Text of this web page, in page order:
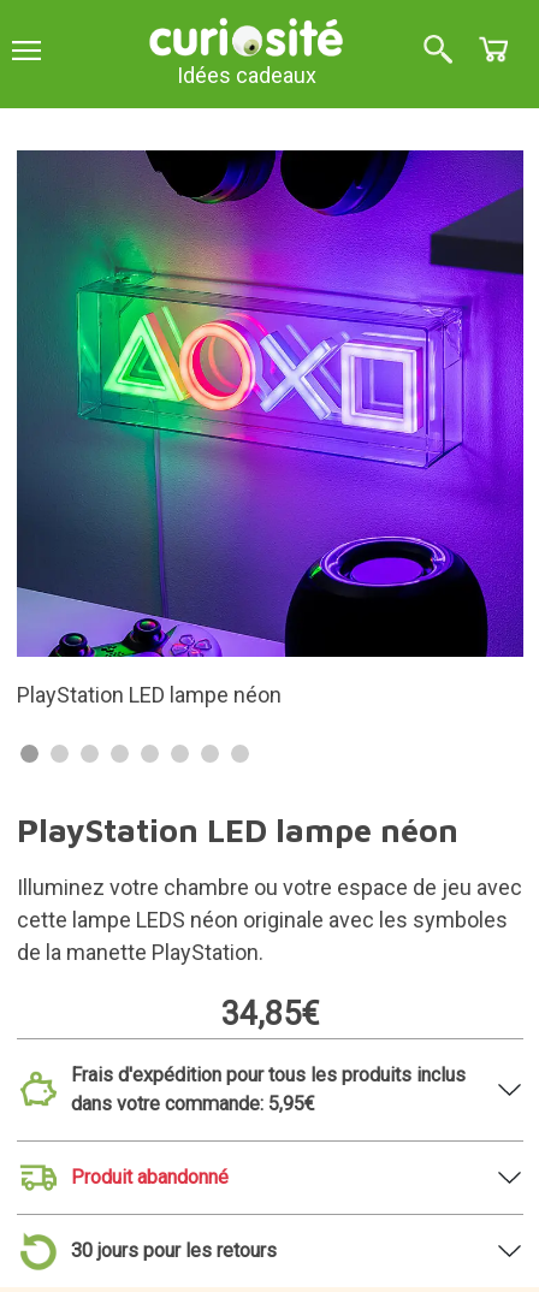
Idées cadeaux
Alimenté par un câble USB (inclus)
PlayStation LED lampe néon
Illuminez votre chambre ou votre espace de jeu avec
cette lampe LEDS néon originale avec les symboles
de la manette PlayStation.
34,85€
Frais d'expédition pour tous les produits inclus
dans votre commande: 5,95€
Produit abandonné
30 jours pour les retours